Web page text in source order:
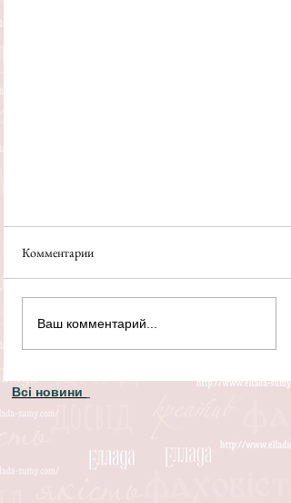
Комментарии
Ваш комментарий...
Всі новини